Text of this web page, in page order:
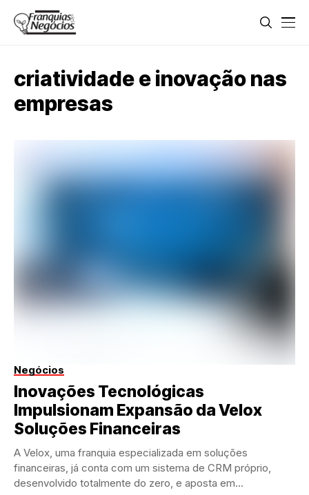
criatividade e inovação nas
empresas
Negócios
Inovações Tecnológicas
Impulsionam Expansão da Velox
Soluções Financeiras
A Velox, uma franquia especializada em soluções
financeiras, já conta com um sistema de CRM próprio,
desenvolvido totalmente do zero, e aposta em...